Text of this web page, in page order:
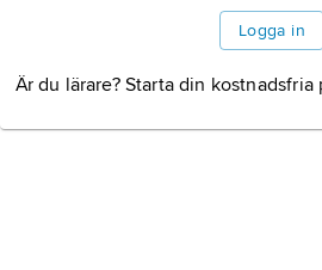
Logga in
Är du lärare? Starta din